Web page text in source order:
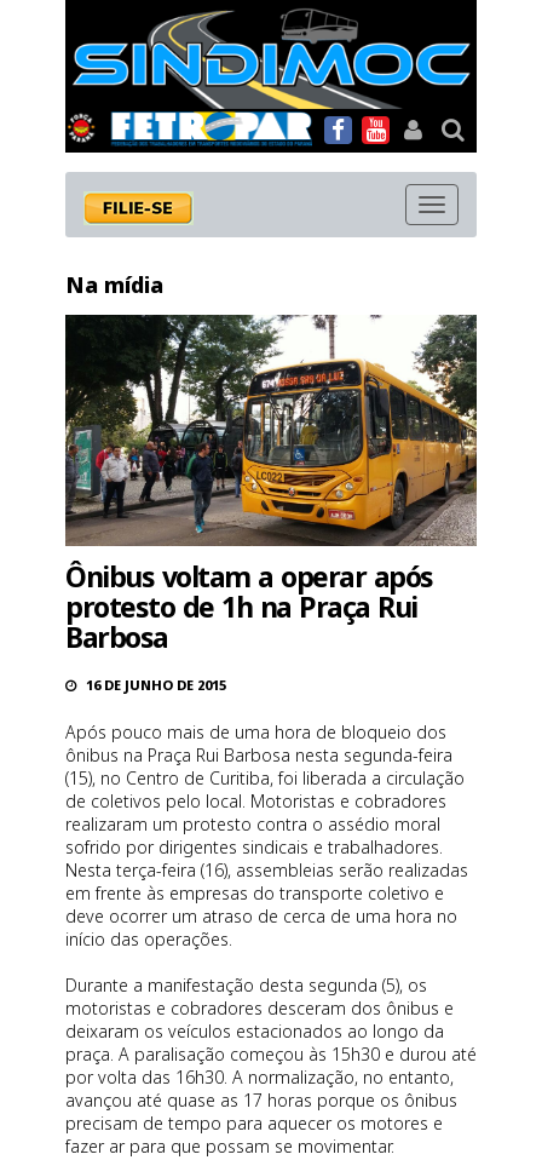
MENU
Na mídia
Ônibus voltam a operar após
protesto de 1h na Praça Rui
Barbosa
16 DE JUNHO DE 2015
Após pouco mais de uma hora de bloqueio dos
ônibus na Praça Rui Barbosa nesta segunda-feira
(15), no Centro de Curitiba, foi liberada a circulação
de coletivos pelo local. Motoristas e cobradores
realizaram um protesto contra o assédio moral
sofrido por dirigentes sindicais e trabalhadores.
Nesta terça-feira (16), assembleias serão realizadas
em frente às empresas do transporte coletivo e
deve ocorrer um atraso de cerca de uma hora no
início das operações.
Durante a manifestação desta segunda (5), os
motoristas e cobradores desceram dos ônibus e
deixaram os veículos estacionados ao longo da
praça. A paralisação começou às 15h30 e durou até
por volta das 16h30. A normalização, no entanto,
avançou até quase as 17 horas porque os ônibus
precisam de tempo para aquecer os motores e
fazer ar para que possam se movimentar.